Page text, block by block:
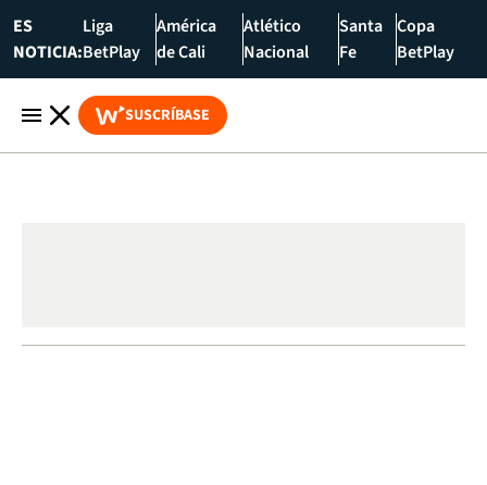
ES
NOTICIA:
Liga
BetPlay
América
de Cali
Atlético
Nacional
Santa
Fe
Copa
BetPlay
SUSCRÍBASE